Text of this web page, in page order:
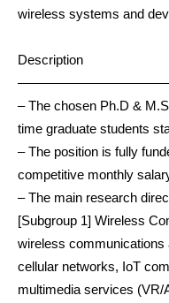
wireless systems and
Description
– The chosen Ph.D &
time graduate students
– The position is fully
competitive monthly
– The main research
[Subgroup 1] Wireless
wireless communications
cellular networks, IoT
multimedia services (VR/